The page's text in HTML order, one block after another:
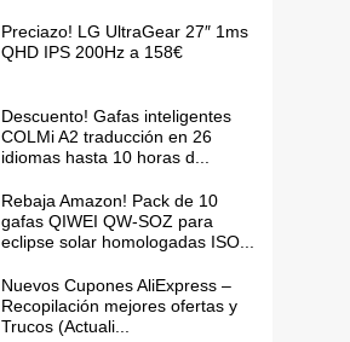
Preciazo! LG UltraGear 27″ 1ms
QHD IPS 200Hz a 158€
Descuento! Gafas inteligentes
COLMi A2 traducción en 26
idiomas hasta 10 horas d...
Rebaja Amazon! Pack de 10
gafas QIWEI QW-SOZ para
eclipse solar homologadas ISO...
Nuevos Cupones AliExpress –
Recopilación mejores ofertas y
Trucos (Actuali...